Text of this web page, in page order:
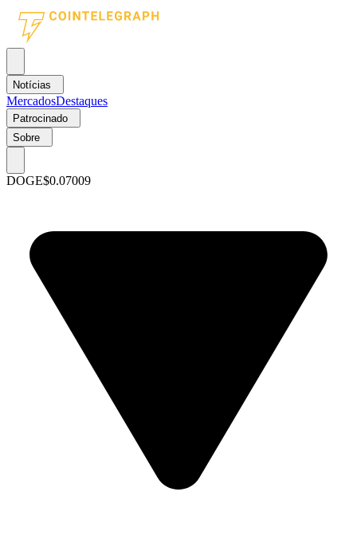
Notícias
MercadosDestaques
Patrocinado
Sobre
DOGE$0.07009